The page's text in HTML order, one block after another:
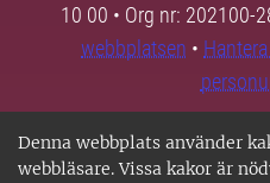
Denna webbplats använder
webbläsare. Vissa kakor är
10 00 • Org nr: 202100-
webbplatsen •